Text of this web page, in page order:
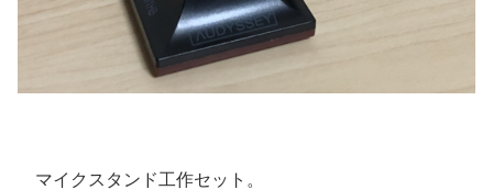
マイクスタンド工作セット。